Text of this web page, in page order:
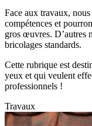
Face aux travaux,
compétences et
gros œuvres. D’autres
bricolages standards.
Cette rubrique est
yeux et qui veulent
professionnels !
Travaux